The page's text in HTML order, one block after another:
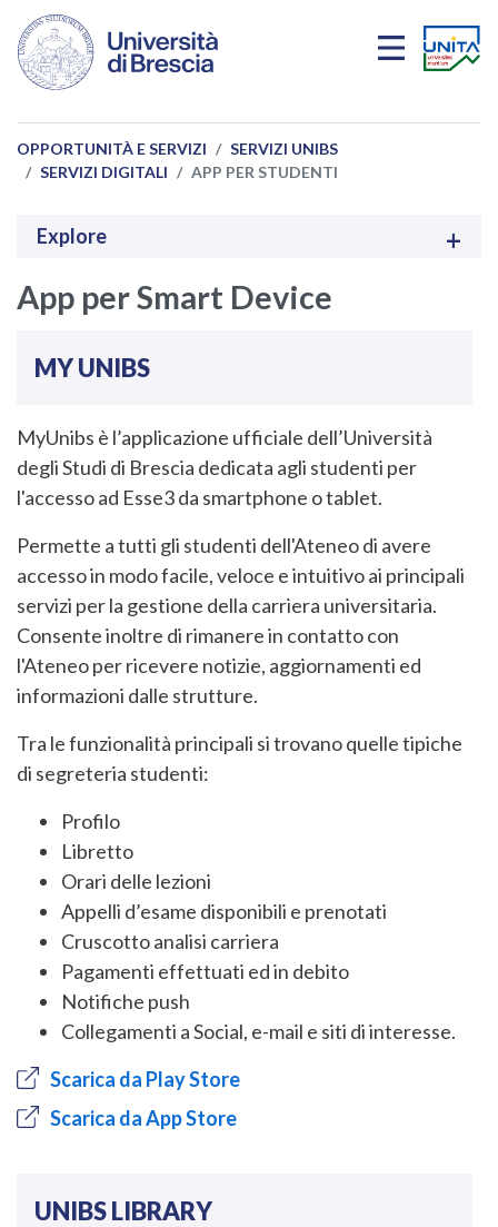
Salta al contenuto principale
OPPORTUNITÀ E SERVIZI
SERVIZI UNIBS
SERVIZI DIGITALI
APP PER STUDENTI
Explore
App per Smart Device
MY UNIBS
MyUnibs è l’applicazione ufficiale dell’Università
degli Studi di Brescia dedicata agli studenti per
l'accesso ad Esse3 da smartphone o tablet.
Permette a tutti gli studenti dell'Ateneo di avere
accesso in modo facile, veloce e intuitivo ai principali
servizi per la gestione della carriera universitaria.
Consente inoltre di rimanere in contatto con
l'Ateneo per ricevere notizie, aggiornamenti ed
informazioni dalle strutture.
Tra le funzionalità principali si trovano quelle tipiche
di segreteria studenti:
Profilo
Libretto
Orari delle lezioni
Appelli d’esame disponibili e prenotati
Cruscotto analisi carriera
Pagamenti effettuati ed in debito
Notifiche push
Collegamenti a Social, e-mail e siti di interesse.
Scarica da Play Store
Scarica da App Store
UNIBS LIBRARY